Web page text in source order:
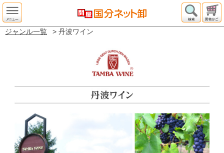
ジャンル一覧 > 丹波ワイン